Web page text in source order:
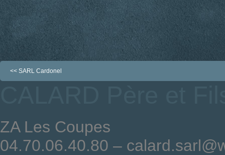
<< SARL Cardonel
ZA Les Coupes
04.70.06.40.80 –